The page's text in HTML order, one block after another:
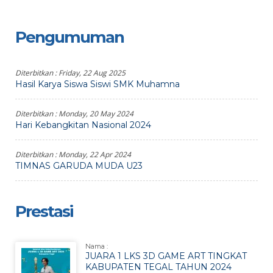
Pengumuman
Diterbitkan :Friday, 22 Aug 2025
Hasil Karya Siswa Siswi SMK Muhamna
Diterbitkan :Monday, 20 May 2024
Hari Kebangkitan Nasional 2024
Diterbitkan :Monday, 22 Apr 2024
TIMNAS GARUDA MUDA U23
Prestasi
Nama :
JUARA 1 LKS 3D GAME ART TINGKAT
KABUPATEN TEGAL TAHUN 2024